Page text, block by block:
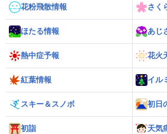
花粉飛散情報 さく
ほたる情報 あじ
熱中症予報 花火
紅葉情報 イル
スキー＆スノボ 初日
初詣 天気